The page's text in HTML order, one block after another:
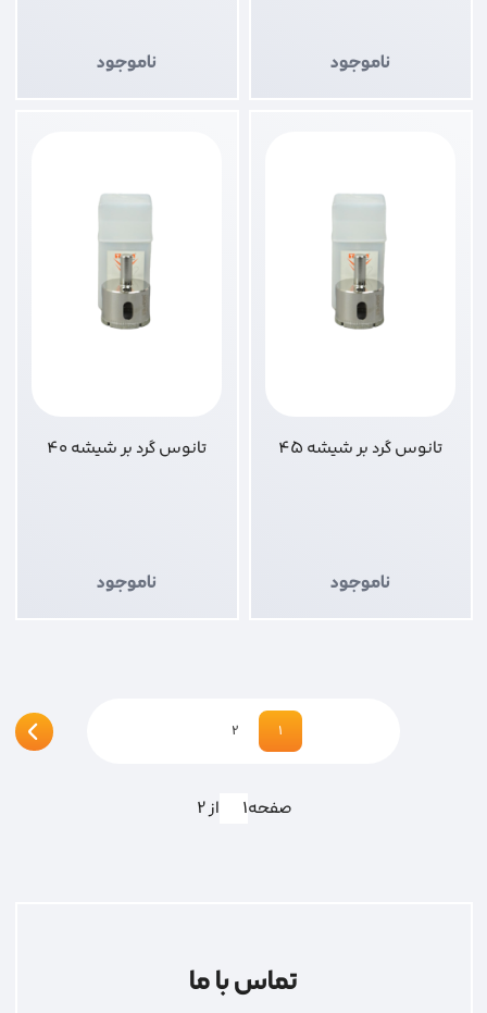
ناموجود ناموجود
تانوس گرد بر شیشه 45
ناموجود
تانوس گرد بر شیشه 40
ناموجود
1
2
صفحه از 2
تماس با ما